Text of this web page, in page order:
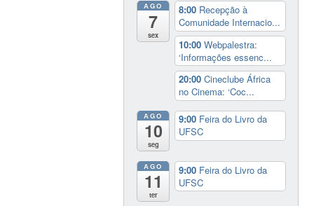
AGO
7
sex
8:00 Recepção à
Comunidade Internacio...
10:00Webpalestra:
‘Informações essenc...
20:00Cineclube África
no Cinema: ‘Coc...
AGO
10
seg
9:00 Feira do Livro da
UFSC
AGO
11
ter
9:00 Feira do Livro da
UFSC